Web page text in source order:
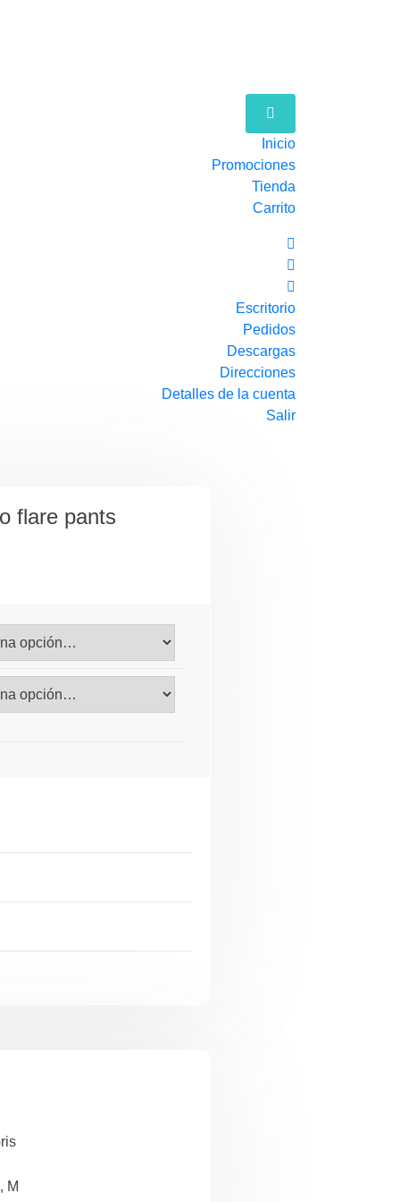
Inicio
Promociones
Tienda
Carrito
Escritorio
Pedidos
Descargas
Direcciones
Detalles de la cuenta
Salir
flare pants
M